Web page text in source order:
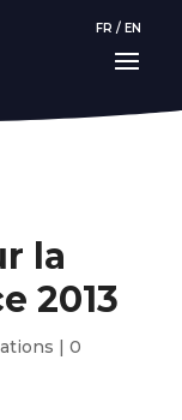
FR / EN
la
2013
| 0